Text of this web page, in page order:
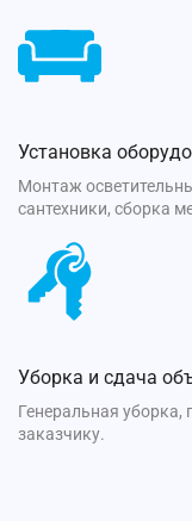
Установка
Монтаж
сантехники, сборка
Уборка и сдача
Генеральная уборка,
заказчику.